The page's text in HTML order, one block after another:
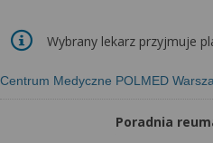
Centrum Medyczne POLMED
Wybrany lekarz przyjmuje
Poradnia